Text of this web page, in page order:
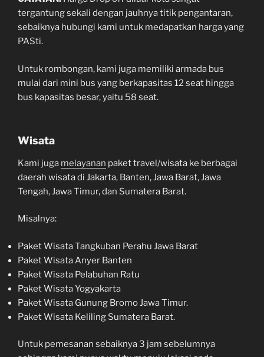
tergantung sekali dengan jauhnya titik pengantaran,
sebaiknya hubungi kami untuk medapatkan harga yang
PASti.
Untuk rombongan, kami juga memiliki armada bus
mulai dari mini bus yang berkapasitas 12 seat hingga
bus kapasitas besar, yaitu 58 seat.
Wisata
Kami juga melayanan paket travel/wisata ke berbagai
daerah wisata di Jakarta, Banten, Jawa Barat, Jawa
Tengah, Jawa Timur, dan Sumatera Barat.
Misalnya:
Paket Wisata Tangkuban Perahu Jawa Barat
Paket Wisata Anyer Banten
Paket Wisata Pelabuhan Ratu
Paket Wisata Yogyakarta
Paket Wisata Gunung Bromo Jawa Timur.
Paket Wisata Keliling Sumatera Barat.
Untuk pemesanan sebaiknya 3 jam sebelumnya